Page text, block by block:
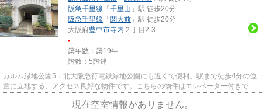
阪急千里線 「 千里山 」駅 徒歩20分
阪急千里線 「 関大前 」駅 徒歩20分
大阪府豊中市寺内 ２丁目2-3
-
築年数：築19年
階数：5階建
カルム緑地公園5：北大阪急行電鉄緑地公園にも近くて便利。駅まで徒歩4分の位
置に立地する、アクセス良好な物件です。こちらの物件はエレベーター付きで
現在空室情報がありません。